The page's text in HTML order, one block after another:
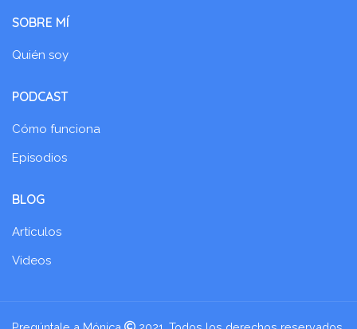
SOBRE MÍ
Quién soy
PODCAST
Cómo funciona
Episodios
BLOG
Artículos
Videos